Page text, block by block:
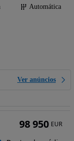
Automática
Ver anúncios
98 950 EUR